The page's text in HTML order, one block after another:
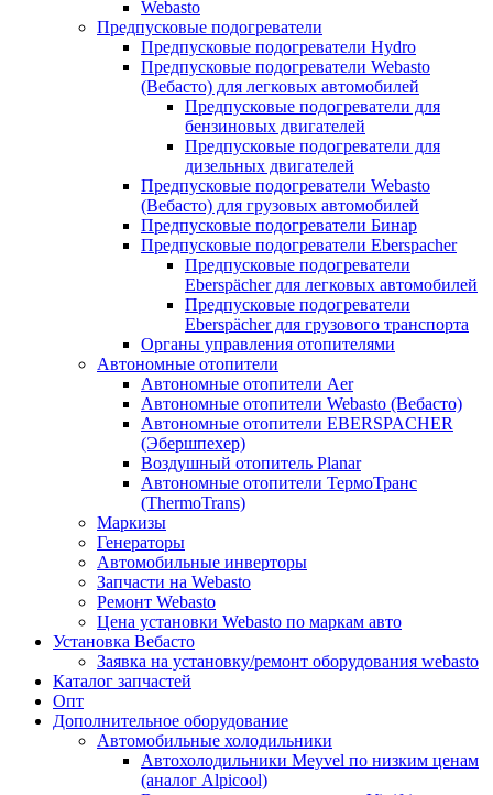
Webasto
Предпусковые подогреватели
Предпусковые подогреватели Hydro
Предпусковые подогреватели Webasto
(Вебасто) для легковых автомобилей
Предпусковые подогреватели для
бензиновых двигателей
Предпусковые подогреватели для
дизельных двигателей
Предпусковые подогреватели Webasto
(Вебасто) для грузовых автомобилей
Предпусковые подогреватели Бинар
Предпусковые подогреватели Eberspacher
Предпусковые подогреватели
Eberspächer для легковых автомобилей
Предпусковые подогреватели
Eberspächer для грузового транспорта
Органы управления отопителями
Автономные отопители
Автономные отопители Аer
Автономные отопители Webasto (Вебасто)
Автономные отопители EBERSPACHER
(Эбершпехер)
Воздушный отопитель Planar
Автономные отопители ТермоТранс
(ThermoTrans)
Маркизы
Генераторы
Автомобильные инверторы
Запчасти на Webasto
Ремонт Webasto
Цена установки Webasto по маркам авто
Установка Вебасто
Заявка на установку/ремонт оборудования webasto
Каталог запчастей
Опт
Дополнительное оборудование
Автомобильные холодильники
Автохолодильники Meyvel по низким ценам
(аналог Alpicool)